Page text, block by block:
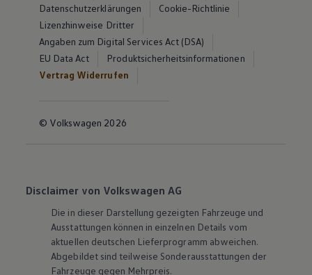
Datenschutzerklärungen
Cookie-Richtlinie
Lizenzhinweise Dritter
Angaben zum Digital Services Act (DSA)
EU Data Act
Produktsicherheitsinformationen
Vertrag Widerrufen
© Volkswagen 2026
Disclaimer von Volkswagen AG
Die in dieser Darstellung gezeigten Fahrzeuge und
Ausstattungen können in einzelnen Details vom
aktuellen deutschen Lieferprogramm abweichen.
Abgebildet sind teilweise Sonderausstattungen der
Fahrzeuge gegen Mehrpreis.